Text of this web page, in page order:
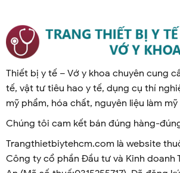
Thiết bị y tế – Vớ y khoa chuyên cung
tế, vật tư tiêu hao y tế, dụng cụ thí
mỹ phẩm, hóa chất, nguyên liệu làm mỹ
Chúng tôi cam kết bán đúng hàng-
Trangthietbiytehcm.com là website
Công ty cổ phần Đầu tư và Kinh doanh